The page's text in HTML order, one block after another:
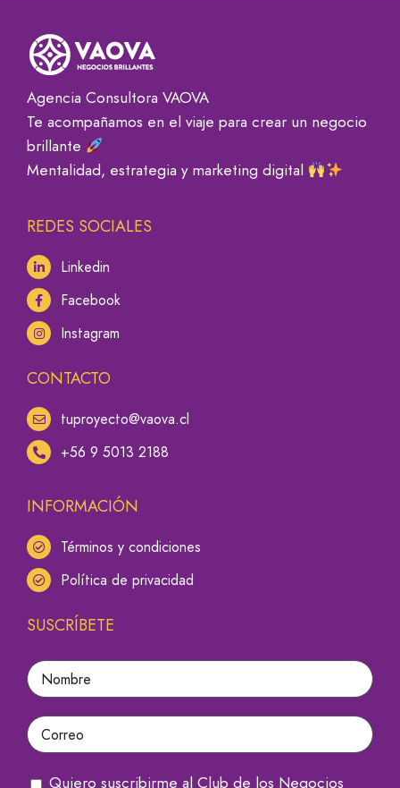
Agencia Consultora VAOVA
Te acompañamos en el viaje para crear un negocio
brillante
Mentalidad, estrategia y marketing digital
REDES SOCIALES
Linkedin
Facebook
Instagram
CONTACTO
tuproyecto@vaova.cl
+56 9 5013 2188
INFORMACIÓN
Términos y condiciones
Política de privacidad
SUSCRÍBETE
Quiero suscribirme al Club de los Negocios